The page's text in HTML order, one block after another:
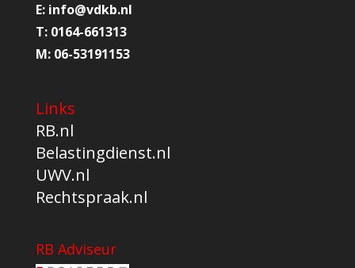
E: info@vdkb.nl
T: 0164-661313
M: 06-53191153
Links
RB.nl
Belastingdienst.nl
UWV.nl
Rechtspraak.nl
RB Adviseur